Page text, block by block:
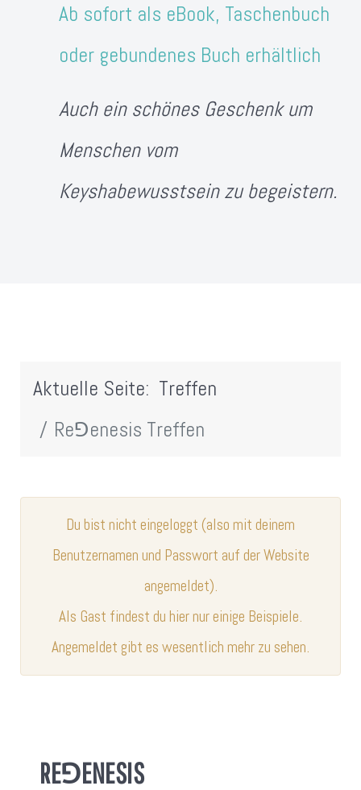
Ab sofort als eBook, Taschenbuch
oder gebundenes Buch erhältlich
Auch ein schönes Geschenk um
Menschen vom
Keyshabewusstsein zu begeistern.
Aktuelle Seite: Treffen
Re⅁enesis Treffen
Du bist nicht eingeloggt (also mit deinem
Benutzernamen und Passwort auf der Website
angemeldet).
Als Gast findest du hier nur einige Beispiele.
Angemeldet gibt es wesentlich mehr zu sehen.
RE⅁ENESIS